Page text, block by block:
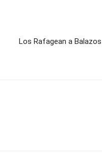
Los Rafagean a